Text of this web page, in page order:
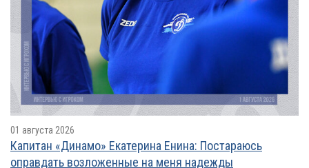
01 августа 2026
Капитан «Динамо» Екатерина Енина: Постараюсь
оправдать возложенные на меня надежды